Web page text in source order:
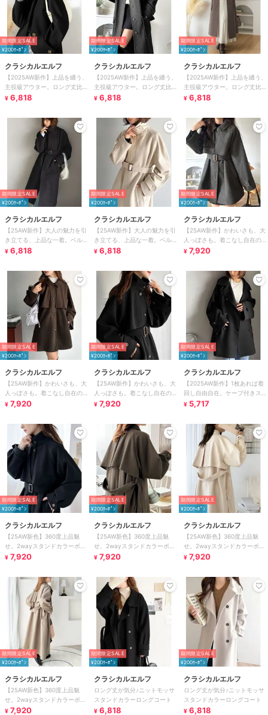
期間限定SALE
¥200ｸｰﾎﾟﾝ
クラシカルエルフ
【2025AW新作】上品を纏う、
主役級アウター。ロング丈比翼
ステンカラーコート
¥ 6,818
期間限定SALE
¥200ｸｰﾎﾟﾝ
クラシカルエルフ
【2025AW新作】上品を纏う、
主役級アウター。ロング丈比翼
ステンカラーコート
¥ 6,818
期間限定SALE
¥200ｸｰﾎﾟﾝ
クラシカルエルフ
【2025AW新作】上品を纏う、
主役級アウター。ロング丈比翼
ステンカラーコート
¥ 6,818
期間限定SALE
¥200ｸｰﾎﾟﾝ
クラシカルエルフ
【25AW新作】大人の魅力を引
き立てる、上品な一着。ベルト
付き比翼メルトンコート（ロン
¥ 6,818
期間限定SALE
¥200ｸｰﾎﾟﾝ
クラシカルエルフ
【25AW新作】大人の魅力を引
き立てる、上品な一着。ベルト
付き比翼メルトンコート（ロン
¥ 6,818
期間限定SALE
¥200ｸｰﾎﾟﾝ
クラシカルエルフ
【25AW新作】かわいさも、大
人っぽさも。着こなし自在の
2way仕様が嬉しい♪ミドル丈ア
¥ 7,920
期間限定SALE
¥200ｸｰﾎﾟﾝ
クラシカルエルフ
【25AW新作】かわいさも、大
人っぽさも。着こなし自在の
2way仕様が嬉しい♪ミドル丈ア
¥ 7,920
期間限定SALE
¥200ｸｰﾎﾟﾝ
クラシカルエルフ
【25AW新作】かわいさも、大
人っぽさも。着こなし自在の
2way仕様が嬉しい♪ミドル丈ア
¥ 7,920
期間限定SALE
¥200ｸｰﾎﾟﾝ
クラシカルエルフ
【2025AW新作】1枚あれば着
回し自由自在。ケープ付きスタ
ンドカラーミドル丈コート（ベ
¥ 5,717
期間限定SALE
¥200ｸｰﾎﾟﾝ
クラシカルエルフ
【25AW新色】360度上品魅
せ。2wayスタンドカラーボリ
ュームスリーブニットモッサト
¥ 7,920
期間限定SALE
¥200ｸｰﾎﾟﾝ
クラシカルエルフ
【25AW新色】360度上品魅
せ。2wayスタンドカラーボリ
ュームスリーブニットモッサト
¥ 7,920
期間限定SALE
¥200ｸｰﾎﾟﾝ
クラシカルエルフ
【25AW新色】360度上品魅
せ。2wayスタンドカラーボリ
ュームスリーブニットモッサト
¥ 7,920
期間限定SALE
¥200ｸｰﾎﾟﾝ
クラシカルエルフ
【25AW新色】360度上品魅
せ。2wayスタンドカラーボリ
ュームスリーブニットモッサト
¥ 7,920
期間限定SALE
¥200ｸｰﾎﾟﾝ
クラシカルエルフ
ロング丈が気分♪ニットモッサ
スタンドカラーロングコート
¥ 6,818
期間限定SALE
¥200ｸｰﾎﾟﾝ
クラシカルエルフ
ロング丈が気分♪ニットモッサ
スタンドカラーロングコート
¥ 6,818